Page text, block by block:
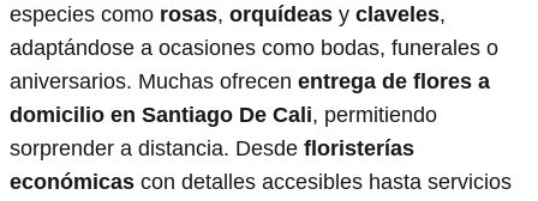
especies como rosas, orquídeas y claveles,
adaptándose a ocasiones como bodas, funerales o
aniversarios. Muchas ofrecen entrega de flores a
domicilio en Santiago De Cali, permitiendo
sorprender a distancia. Desde floristerías
económicas con detalles accesibles hasta servicios